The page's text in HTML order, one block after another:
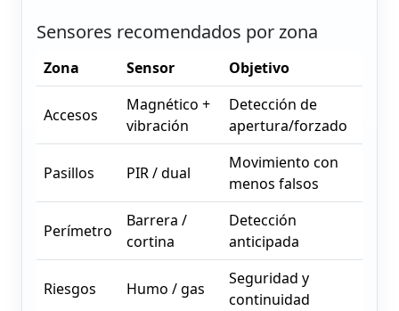
Sensores recomendados por zona
Zona Sensor Objetivo
Accesos
Magnético +
vibración
Detección de
apertura/forzado
Pasillos PIR / dual
Movimiento con
menos falsos
Perímetro
Barrera /
cortina
Detección
anticipada
Riesgos Humo / gas
Seguridad y
continuidad